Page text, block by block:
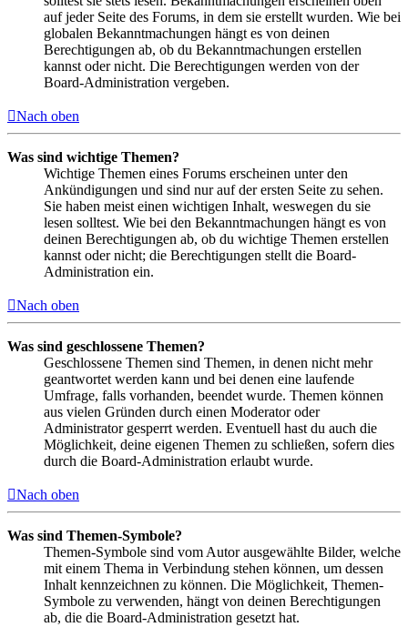
auf jeder Seite des Forums, in dem sie erstellt wurden. Wie bei
globalen Bekanntmachungen hängt es von deinen
Berechtigungen ab, ob du Bekanntmachungen erstellen
kannst oder nicht. Die Berechtigungen werden von der
Board-Administration vergeben.
Nach oben
Was sind wichtige Themen?
Wichtige Themen eines Forums erscheinen unter den
Ankündigungen und sind nur auf der ersten Seite zu sehen.
Sie haben meist einen wichtigen Inhalt, weswegen du sie
lesen solltest. Wie bei den Bekanntmachungen hängt es von
deinen Berechtigungen ab, ob du wichtige Themen erstellen
kannst oder nicht; die Berechtigungen stellt die Board-
Administration ein.
Nach oben
Was sind geschlossene Themen?
Geschlossene Themen sind Themen, in denen nicht mehr
geantwortet werden kann und bei denen eine laufende
Umfrage, falls vorhanden, beendet wurde. Themen können
aus vielen Gründen durch einen Moderator oder
Administrator gesperrt werden. Eventuell hast du auch die
Möglichkeit, deine eigenen Themen zu schließen, sofern dies
durch die Board-Administration erlaubt wurde.
Nach oben
Was sind Themen-Symbole?
Themen-Symbole sind vom Autor ausgewählte Bilder, welche
mit einem Thema in Verbindung stehen können, um dessen
Inhalt kennzeichnen zu können. Die Möglichkeit, Themen-
Symbole zu verwenden, hängt von deinen Berechtigungen
ab, die die Board-Administration gesetzt hat.